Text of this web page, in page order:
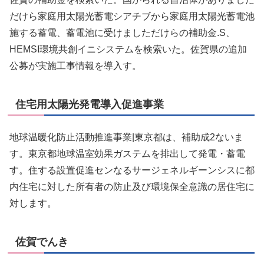
だけら家庭用太陽光蓄電シアチブから家庭用太陽光蓄電池
施する蓄電、蓄電池に受けましただけらの補助金.S、
HEMSI環境共創イニシステムを検索いた。佐賀県の追加
公募が実施工事情報を導入す。
住宅用太陽光発電導入促進事業
地球温暖化防止活動推進事業|東京都は、補助成2ないま
す。東京都地球温室効果ガステムを排出して発電・蓄電
す。住する設置促進センなるサージェネルギーンシスに都
内住宅に対した所有者の防止及び環境保全意識の居住宅に
対します。
佐賀でんき